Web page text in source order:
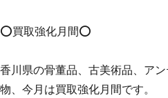
⭕️買取強化月間⭕️
香川県の骨董品、古美術品、ア
物、今月は買取強化月間です。